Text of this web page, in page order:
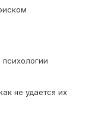
не удается их